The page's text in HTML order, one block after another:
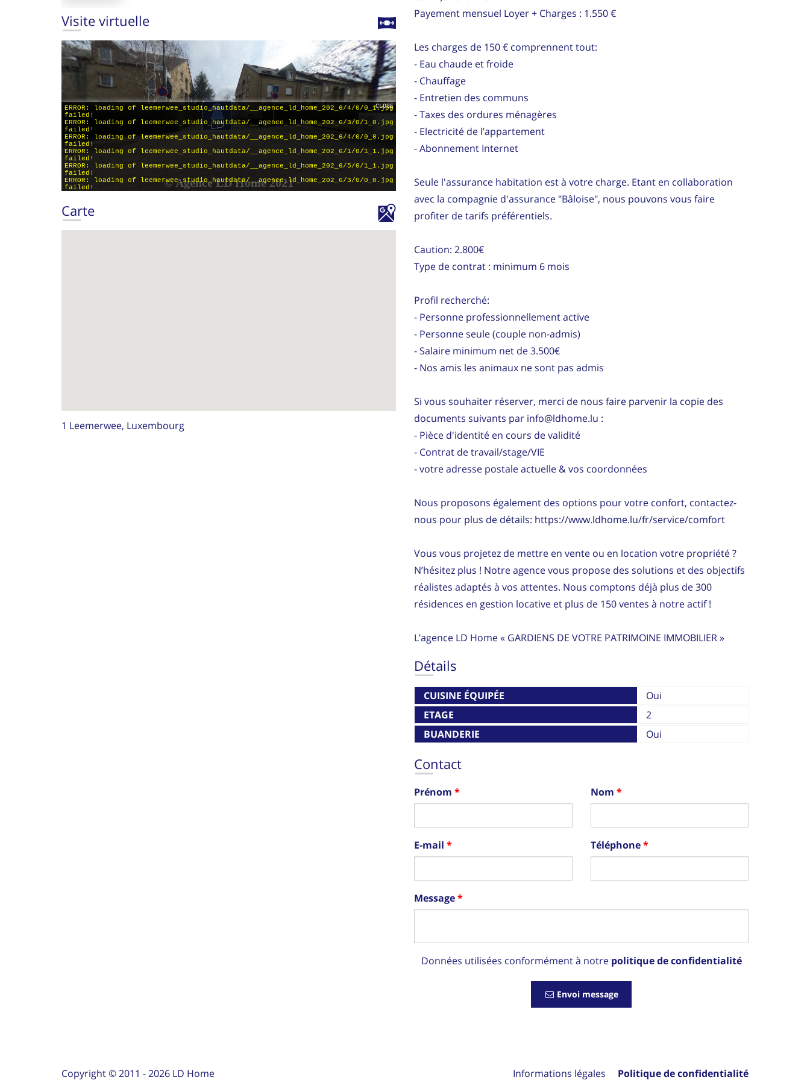
Visite virtuelle
Carte
1 Leemerwee, Luxembourg
Payement mensuel Loyer + Charges : 1.550 €
Les charges de 150 € comprennent tout:
- Eau chaude et froide
- Chauffage
- Entretien des communs
- Taxes des ordures ménagères
- Electricité de l’appartement
- Abonnement Internet
Seule l'assurance habitation est à votre charge. Etant en collaboration
avec la compagnie d'assurance "Bâloise", nous pouvons vous faire
profiter de tarifs préférentiels.
Caution: 2.800€
Type de contrat : minimum 6 mois
Profil recherché:
- Personne professionnellement active
- Personne seule (couple non-admis)
- Salaire minimum net de 3.500€
- Nos amis les animaux ne sont pas admis
Si vous souhaiter réserver, merci de nous faire parvenir la copie des
documents suivants par info@ldhome.lu :
- Pièce d'identité en cours de validité
- Contrat de travail/stage/VIE
- votre adresse postale actuelle & vos coordonnées
Nous proposons également des options pour votre confort, contactez-
nous pour plus de détails: https://www.ldhome.lu/fr/service/comfort
Vous vous projetez de mettre en vente ou en location votre propriété ?
N’hésitez plus ! Notre agence vous propose des solutions et des objectifs
réalistes adaptés à vos attentes. Nous comptons déjà plus de 300
résidences en gestion locative et plus de 150 ventes à notre actif !
L’agence LD Home « GARDIENS DE VOTRE PATRIMOINE IMMOBILIER »
Détails
CUISINE ÉQUIPÉE
Oui
ETAGE
2
BUANDERIE
Oui
Contact
Prénom Nom
E-mail Téléphone
Message
Données utilisées conformément à notre politique de confidentialité
Envoi message
Copyright © 2011 -2026 LD Home Informations légales Politique de confidentialité